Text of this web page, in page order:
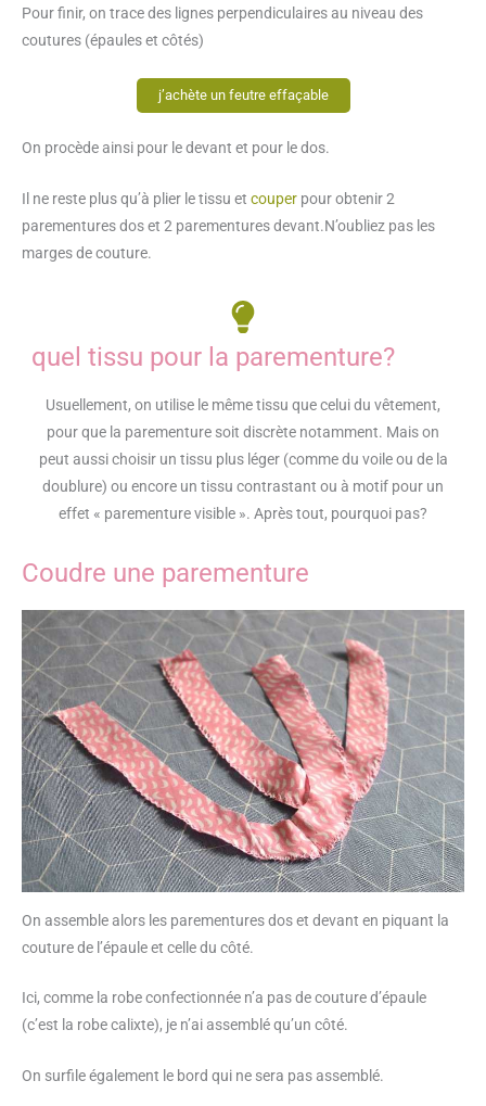
Pour finir, on trace des lignes perpendiculaires au niveau des
coutures (épaules et côtés)
j’achète un feutre effaçable
On procède ainsi pour le devant et pour le dos.
Il ne reste plus qu’à plier le tissu et couper pour obtenir 2
parementures dos et 2 parementures devant.N’oubliez pas les
marges de couture.
quel tissu pour la parementure?
Usuellement, on utilise le même tissu que celui du vêtement,
pour que la parementure soit discrète notamment. Mais on
peut aussi choisir un tissu plus léger (comme du voile ou de la
doublure) ou encore un tissu contrastant ou à motif pour un
effet « parementure visible ». Après tout, pourquoi pas?
Coudre une parementure
On assemble alors les parementures dos et devant en piquant la
couture de l’épaule et celle du côté.
Ici, comme la robe confectionnée n’a pas de couture d’épaule
(c’est la robe calixte), je n’ai assemblé qu’un côté.
On surfile également le bord qui ne sera pas assemblé.